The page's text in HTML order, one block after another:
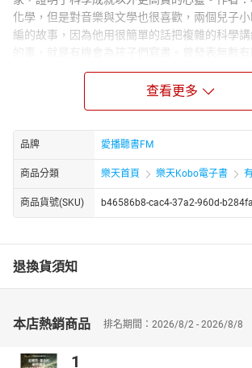
化學，但是對音樂與文學也很喜歡，兩個兒子
編的故事，因為他用很簡單的話把複雜的科學
的事，就是有機會為孩子們寫書。曾發表無數有
論文，並有十項技術專利，但最得意的是有一
來訪》，以及三本為小朋友寫的書——《細胞歷
的光芒——居禮夫人的故事》和《科學界的明珠
節目主持人、記者，曾擔任第51屆電視金鐘獎
教育文化、兒少節目獎項召集人。1980年起，
播報獎項。曾主持《每日一字》、《華視新聞雜
會》等節目。出版《新聞背後，真相之前》《不
《走一條快樂學習的路》等著作。主講多部有聲
李艷秋說故事APP的發行。章節：01破屋子裡
故事02破屋子裡的光芒：居禮夫人的故事03破
查看更多
品牌 愛播聽書FM
商品分類 樂天首頁 樂天Kobo電子書
商品貨號(SKU) b46586b8-cac4-37a2-960d-
退換貨須知
本店熱銷商品 排名期間：2026/8/2 - 2026/8/8
1